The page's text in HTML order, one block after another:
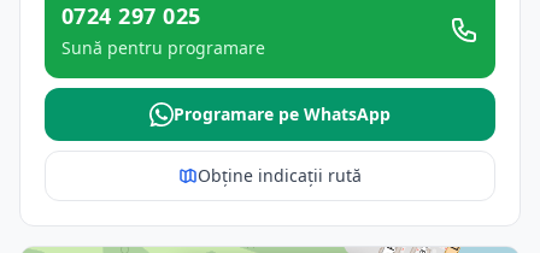
0724 297 025
Sună pentru programare
Programare pe WhatsApp
Obține indicații rută